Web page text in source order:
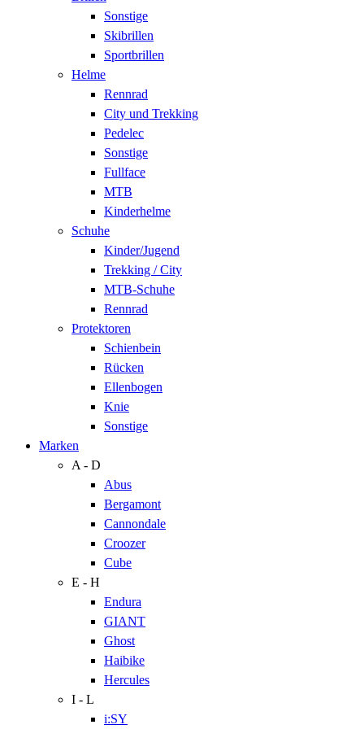
Sonstige
Skibrillen
Sportbrillen
Helme
Rennrad
City und Trekking
Pedelec
Sonstige
Fullface
MTB
Kinderhelme
Schuhe
Kinder/Jugend
Trekking / City
MTB-Schuhe
Rennrad
Protektoren
Schienbein
Rücken
Ellenbogen
Knie
Sonstige
Marken
A - D
Abus
Bergamont
Cannondale
Croozer
Cube
E - H
Endura
GIANT
Ghost
Haibike
Hercules
I - L
i:SY